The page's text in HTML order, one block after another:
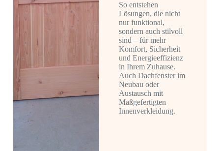
So entstehen
Lösungen, die nicht
nur funktional,
sondern auch stilvoll
sind – für mehr
Komfort, Sicherheit
und Energieeffizienz
in Ihrem Zuhause.
Auch Dachfenster im
Neubau oder
Austausch mit
Maßgefertigten
Innenverkleidung.